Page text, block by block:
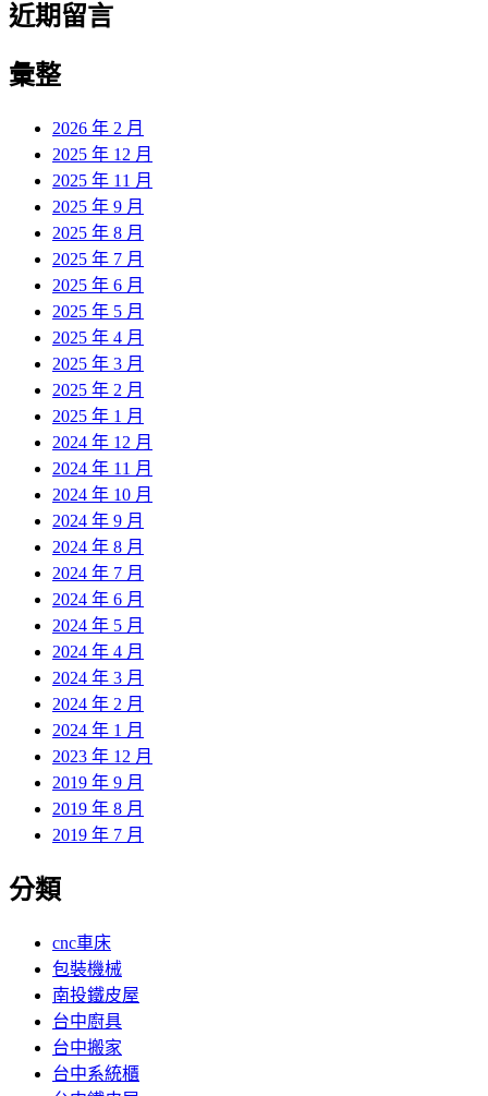
近期留言
彙整
2026 年 2 月
2025 年 12 月
2025 年 11 月
2025 年 9 月
2025 年 8 月
2025 年 7 月
2025 年 6 月
2025 年 5 月
2025 年 4 月
2025 年 3 月
2025 年 2 月
2025 年 1 月
2024 年 12 月
2024 年 11 月
2024 年 10 月
2024 年 9 月
2024 年 8 月
2024 年 7 月
2024 年 6 月
2024 年 5 月
2024 年 4 月
2024 年 3 月
2024 年 2 月
2024 年 1 月
2023 年 12 月
2019 年 9 月
2019 年 8 月
2019 年 7 月
分類
cnc車床
包裝機械
南投鐵皮屋
台中廚具
台中搬家
台中系統櫃